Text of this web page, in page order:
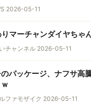
2026-05-11
りマーチャンダイヤちゃ
チャンネル 2026-05-11
のパッケージ、ナフサ高
ファモザイク 2026-05-11